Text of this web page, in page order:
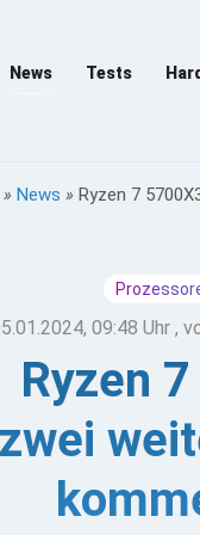
News Tests
» News » Ryzen 7
09:48 Uhr ,
Ryzen